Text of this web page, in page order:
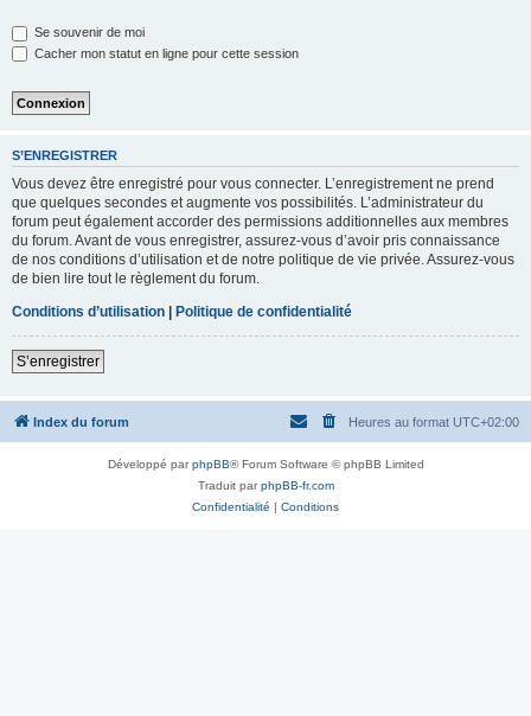
Se souvenir de moi
Cacher mon statut en ligne pour cette session
S’ENREGISTRER
Vous devez être enregistré pour vous connecter. L’enregistrement ne prend
que quelques secondes et augmente vos possibilités. L’administrateur du
forum peut également accorder des permissions additionnelles aux membres
du forum. Avant de vous enregistrer, assurez-vous d’avoir pris connaissance
de nos conditions d’utilisation et de notre politique de vie privée. Assurez-vous
de bien lire tout le règlement du forum.
Conditions d’utilisation | Politique de confidentialité
S’enregistrer
Index du forum Heures au format UTC+02:00
Développé parphpBB® Forum Software © phpBB Limited
Traduit parphpBB-fr.com
Confidentialité | Conditions